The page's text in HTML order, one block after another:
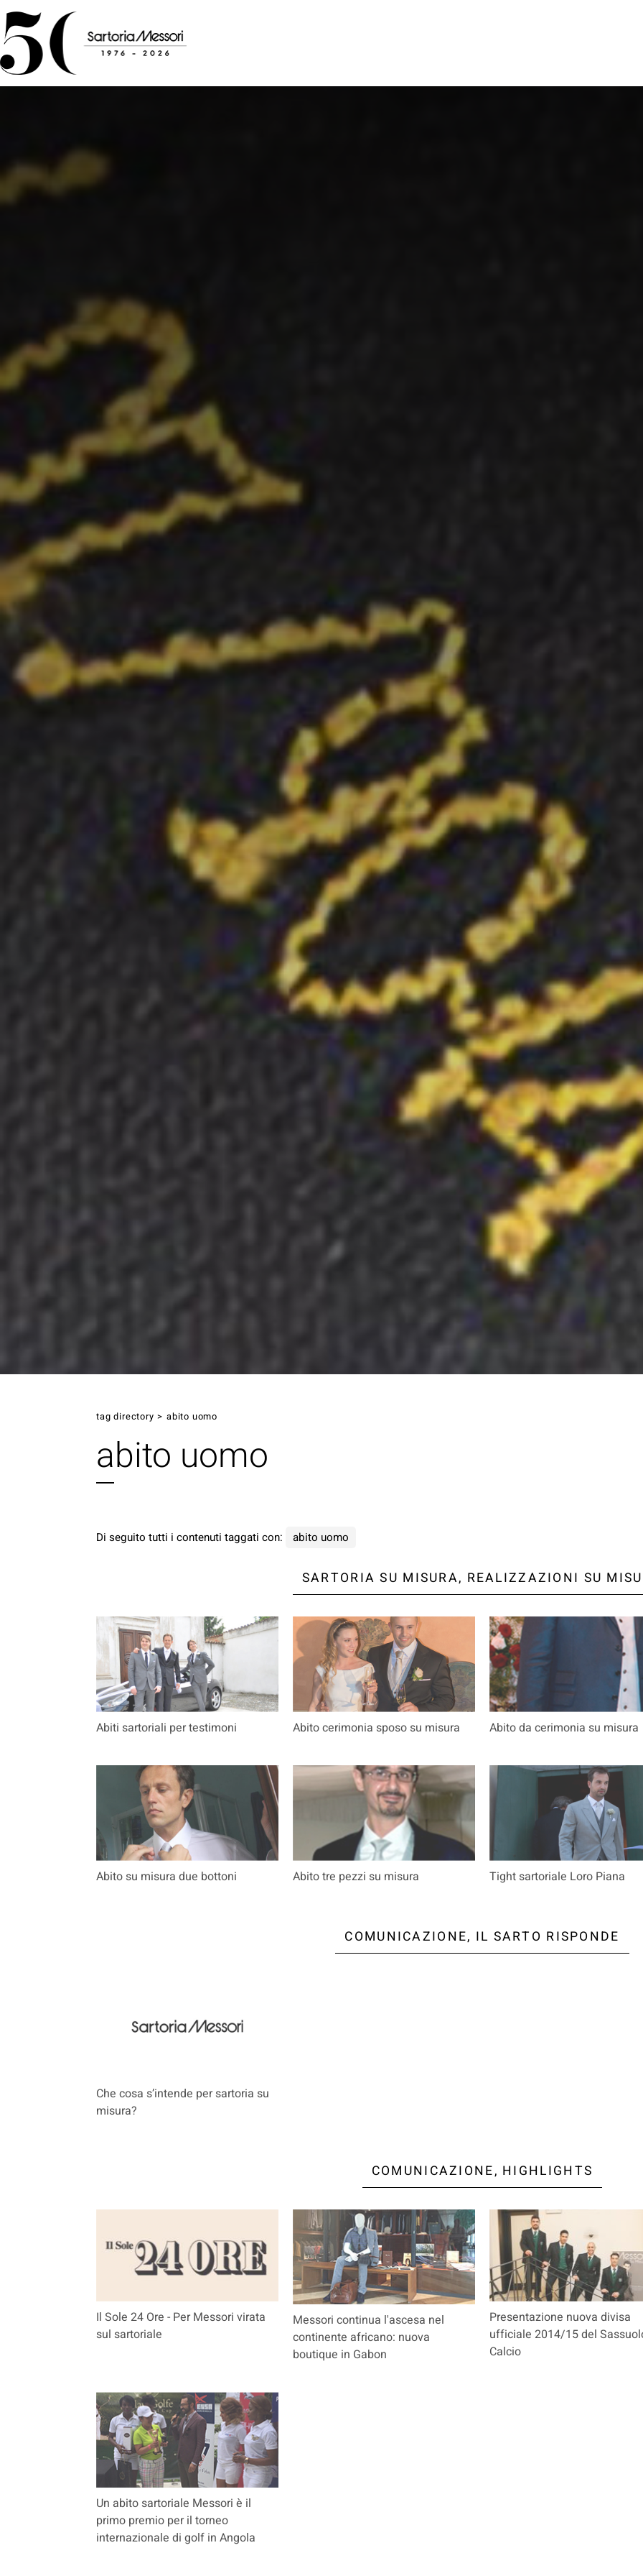
tag directory > abito uomo
abito uomo
Di seguito tutti i contenuti taggati con: abito uomo
SARTORIA SU MISURA, REALIZZAZIONI SU
Abiti sartoriali per testimoni Abito cerimonia sposo su misura Abito da cerimonia su misura
Abito su misura due bottoni Abito tre pezzi su misura Tight sartoriale Loro Piana
COMUNICAZIONE, IL SARTO RISPONDE
Che cosa s’intende per sartoria su
misura?
COMUNICAZIONE, HIGHLIGHTS
Il Sole 24 Ore - Per Messori virata
sul sartoriale
Messori continua l'ascesa nel
continente africano: nuova
boutique in Gabon
Presentazione nuova divisa
ufficiale 2014/15 del
Calcio
Un abito sartoriale Messori è il
primo premio per il torneo
internazionale di golf in Angola